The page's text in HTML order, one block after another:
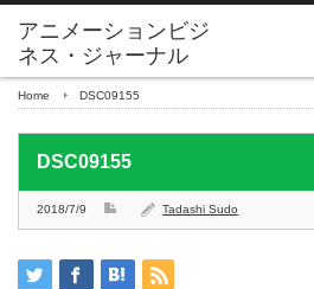
アニメーションビジ
ネス・ジャーナル
Home DSC09155
DSC09155
2018/7/9 Tadashi Sudo